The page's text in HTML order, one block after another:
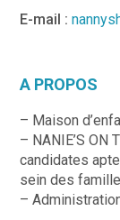
E-mail :
A PROPOS
– Maison
– NANIE’S ON
candidates
sein des
–